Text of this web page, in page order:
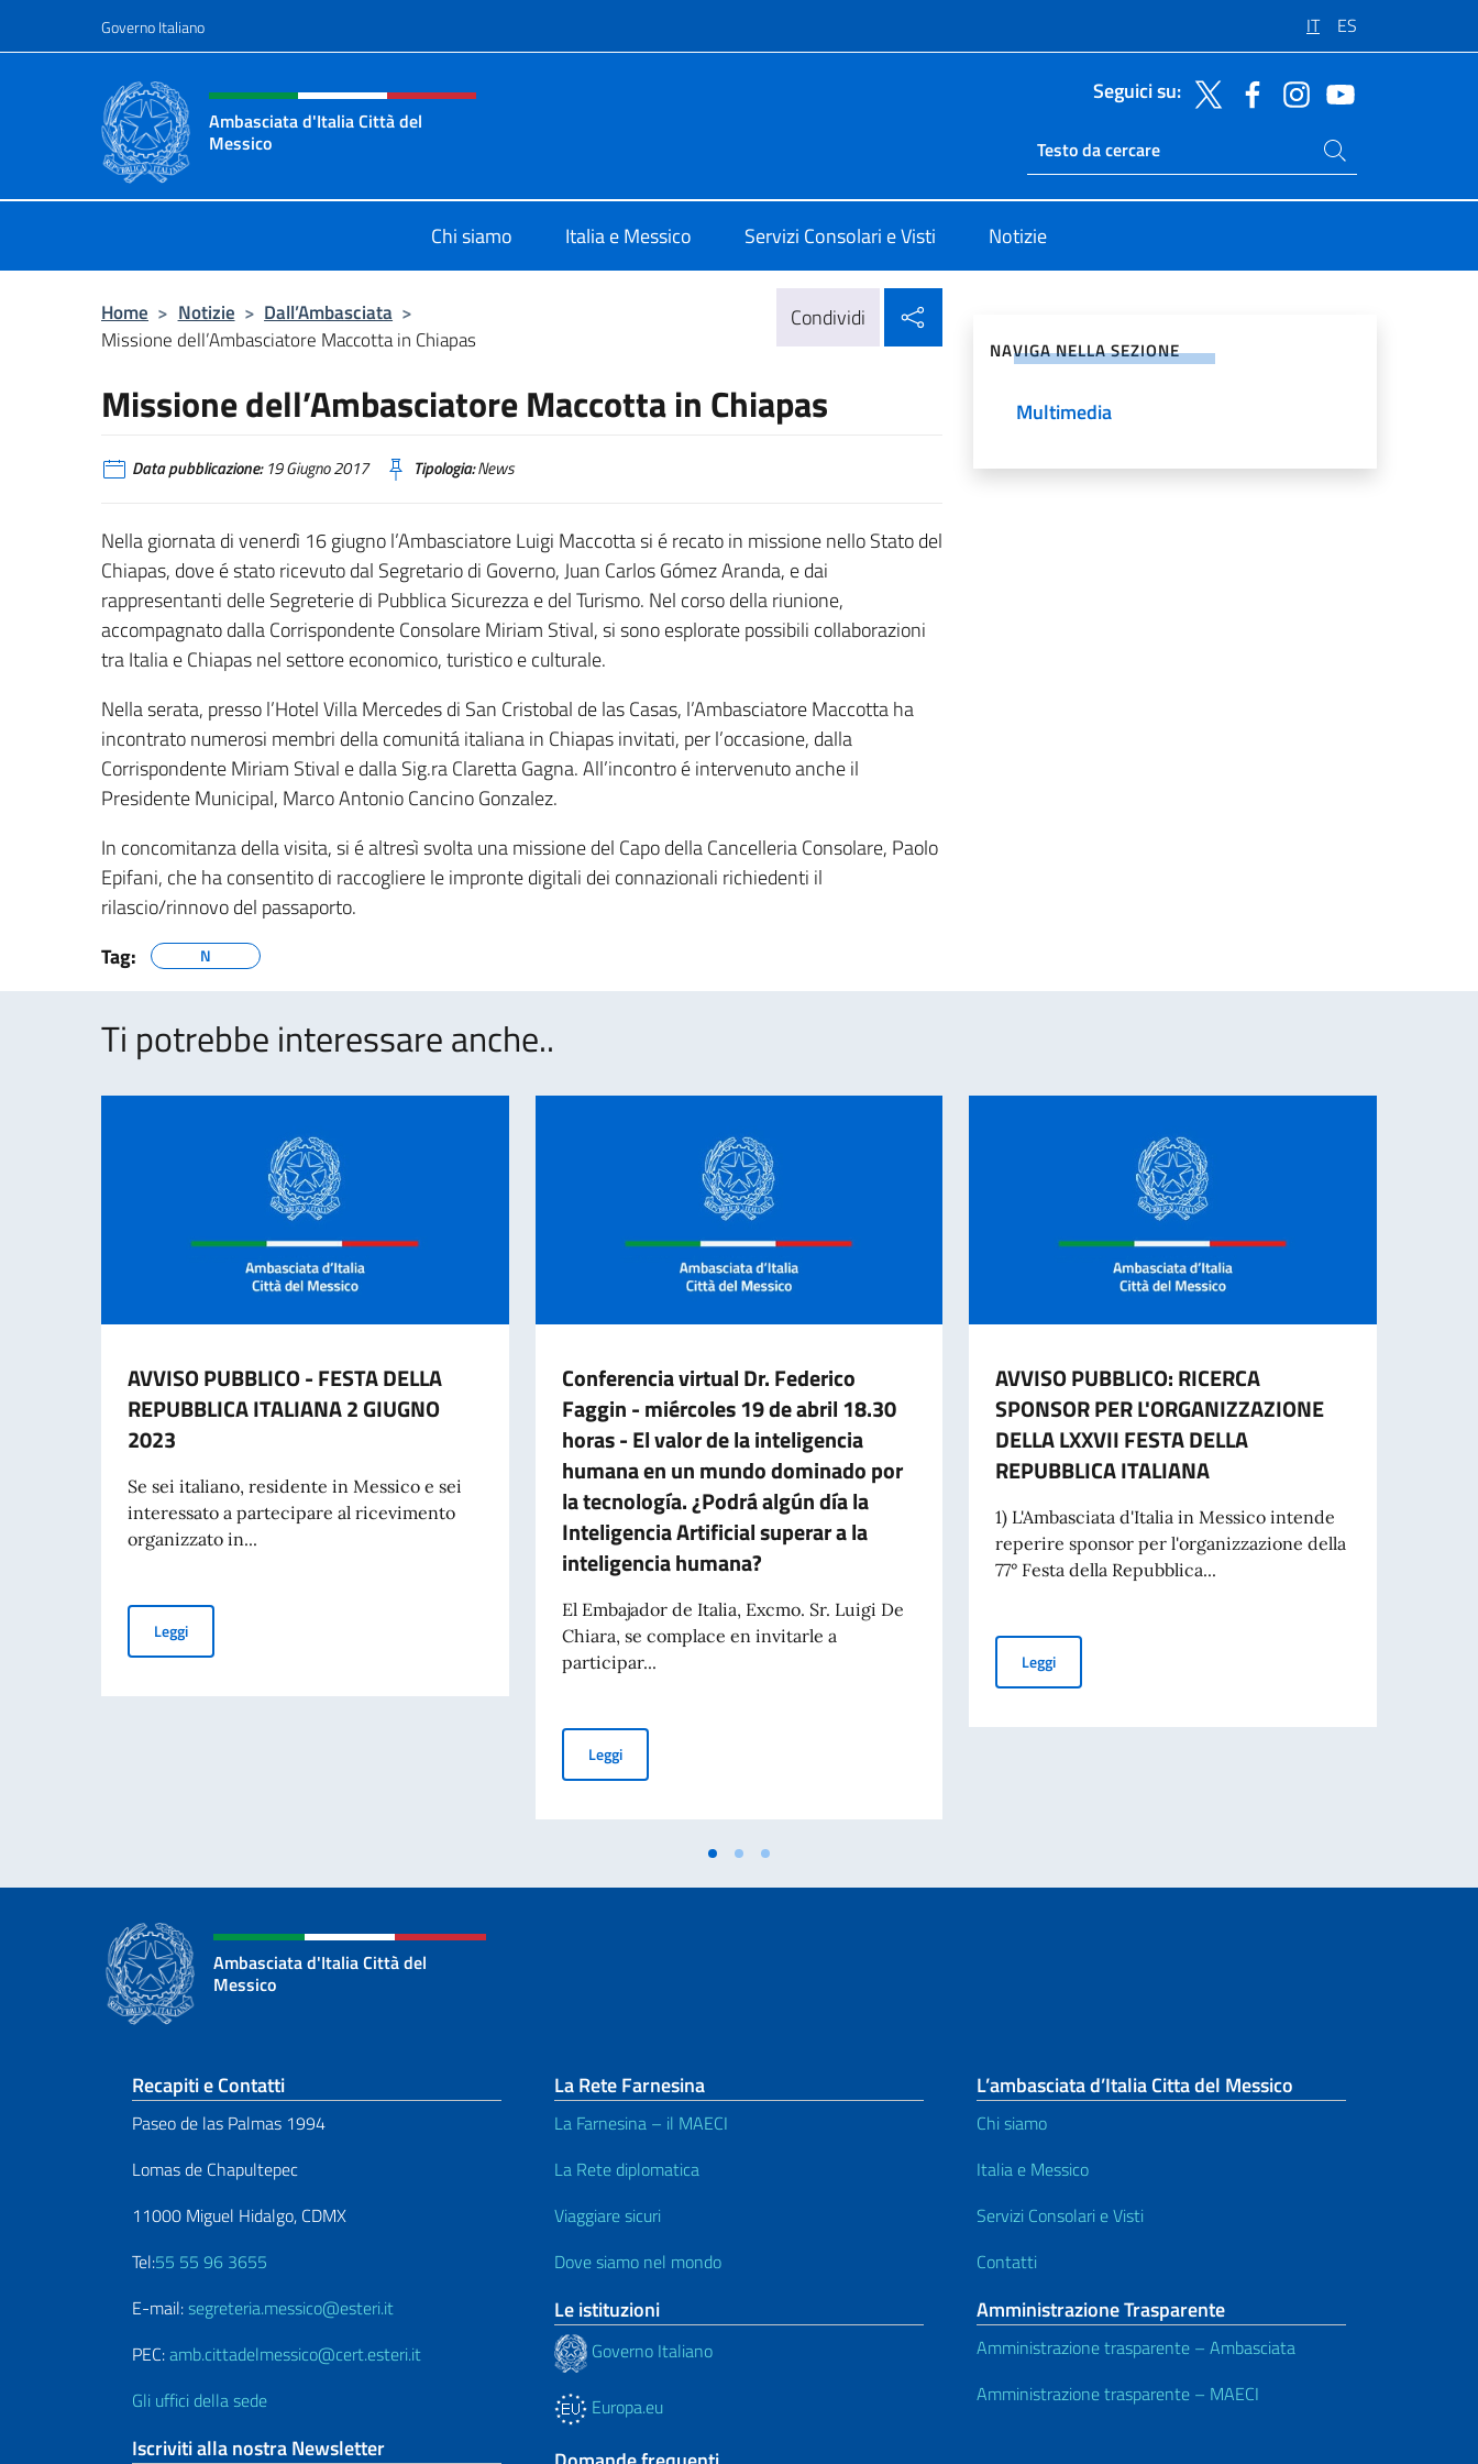
Governo Italiano IT ES
Intestazione sito, social e menù
Ambasciata d'Italia Città del
Messico
Seguici su:
Ricerca sito live
Cerca nel sito
Chi siamo Italia e Messico Servizi Consolari e Visti Notizie
Home > Notizie > Dall’Ambasciata >
Missione dell’Ambasciatore Maccotta in Chiapas
Condividi
Missione dell’Ambasciatore Maccotta in Chiapas
Data pubblicazione:19 Giugno 2017 Tipologia:News
Nella giornata di venerdì 16 giugno l’Ambasciatore Luigi Maccotta si é recato in missione nello Stato del
Chiapas, dove é stato ricevuto dal Segretario di Governo, Juan Carlos Gómez Aranda, e dai
rappresentanti delle Segreterie di Pubblica Sicurezza e del Turismo. Nel corso della riunione,
accompagnato dalla Corrispondente Consolare Miriam Stival, si sono esplorate possibili collaborazioni
tra Italia e Chiapas nel settore economico, turistico e culturale.
Nella serata, presso l’Hotel Villa Mercedes di San Cristobal de las Casas, l’Ambasciatore Maccotta ha
incontrato numerosi membri della comunitá italiana in Chiapas invitati, per l’occasione, dalla
Corrispondente Miriam Stival e dalla Sig.ra Claretta Gagna. All’incontro é intervenuto anche il
Presidente Municipal, Marco Antonio Cancino Gonzalez.
In concomitanza della visita, si é altresì svolta una missione del Capo della Cancelleria Consolare, Paolo
Epifani, che ha consentito di raccogliere le impronte digitali dei connazionali richiedenti il
rilascio/rinnovo del passaporto.
Tag:
N
NAVIGA NELLA SEZIONE
Multimedia
Ti potrebbe interessare anche..
AVVISO PUBBLICO - FESTA DELLA
REPUBBLICA ITALIANA 2 GIUGNO
2023
Se sei italiano, residente in Messico e sei
interessato a partecipare al ricevimento
organizzato in...
LeggiAVVISO PUBBLICO - FESTA DELLA REPUBBLICA ITALIANA 2 GIUGNO 2023
Conferencia virtual Dr. Federico
Faggin - miércoles 19 de abril 18.30
horas - El valor de la inteligencia
humana en un mundo dominado por
la tecnología. ¿Podrá algún día la
Inteligencia Artificial superar a la
inteligencia humana?
El Embajador de Italia, Excmo. Sr. Luigi De
Chiara, se complace en invitarle a
participar...
LeggiConferencia virtual Dr. Federico Faggin - miércoles 19 de abril 18.30 horas - El valor de la inteligencia humana en un mundo
AVVISO PUBBLICO: RICERCA
SPONSOR PER L'ORGANIZZAZIONE
DELLA LXXVII FESTA DELLA
REPUBBLICA ITALIANA
1) L'Ambasciata d'Italia in Messico intende
reperire sponsor per l'organizzazione della
77° Festa della Repubblica...
LeggiAVVISO PUBBLICO: RICERCA SPONSOR PER
Ambasciata d'Italia Città del
Messico
Sezione footer
Recapiti e Contatti
Paseo de las Palmas 1994
Lomas de Chapultepec
11000 Miguel Hidalgo, CDMX
Tel:55 55 96 3655
E-mail:segreteria.messico@esteri.it
PEC:amb.cittadelmessico@cert.esteri.it
Gli uffici della sede
Iscriviti alla nostra Newsletter
La Rete Farnesina
La Farnesina – il MAECI
La Rete diplomatica
Viaggiare sicuri
Dove siamo nel mondo
Le istituzioni
Governo Italiano
Europa.eu
L’ambasciata d’Italia Citta del Messico
Chi siamo
Italia e Messico
Servizi Consolari e Visti
Contatti
Amministrazione Trasparente
Amministrazione trasparente – Ambasciata
Amministrazione trasparente – MAECI